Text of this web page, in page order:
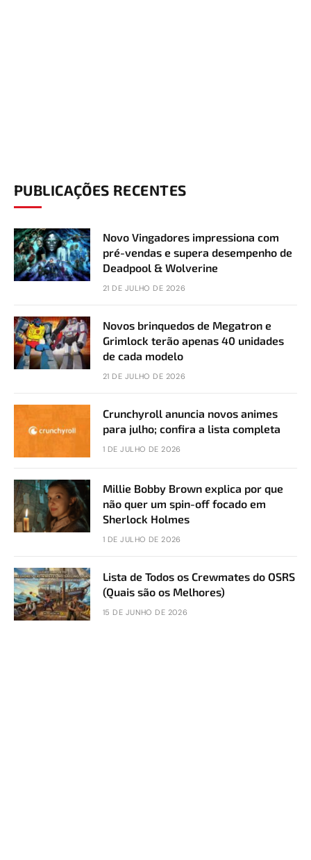
PUBLICAÇÕES RECENTES
Novo Vingadores impressiona com
pré-vendas e supera desempenho de
Deadpool & Wolverine
21 DE JULHO DE 2026
Novos brinquedos de Megatron e
Grimlock terão apenas 40 unidades
de cada modelo
21 DE JULHO DE 2026
Crunchyroll anuncia novos animes
para julho; confira a lista completa
1 DE JULHO DE 2026
Millie Bobby Brown explica por que
não quer um spin-off focado em
Sherlock Holmes
1 DE JULHO DE 2026
Lista de Todos os Crewmates do OSRS
(Quais são os Melhores)
15 DE JUNHO DE 2026